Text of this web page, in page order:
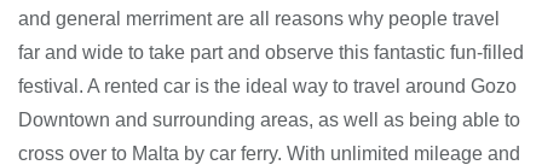
and general merriment are all reasons why people travel
far and wide to take part and observe this fantastic fun-filled
festival. A rented car is the ideal way to travel around Gozo
Downtown and surrounding areas, as well as being able to
cross over to Malta by car ferry. With unlimited mileage and